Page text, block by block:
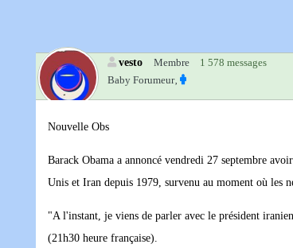
vesto Membre
1 578 messages
Baby Forumeur‚
Nouvelle Obs
Barack Obama a annoncé vendredi 27 septembre
Unis et Iran depuis 1979, survenu au moment où les
"A l'instant, je viens de parler avec le président
(21h30 heure française).